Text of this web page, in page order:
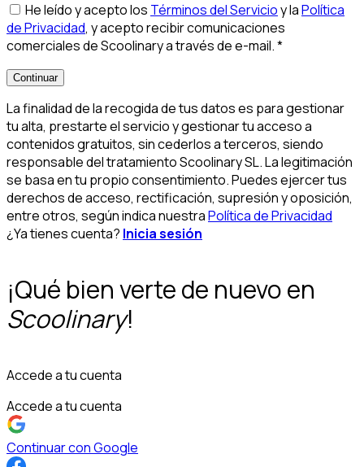
He leído y acepto los Términos del Servicioy laPolítica
de Privacidad, y acepto recibir comunicaciones
comerciales de Scoolinary a través de e-mail.*
Continuar
La finalidad de la recogida de tus datos es para gestionar
tu alta, prestarte el servicio y gestionar tu acceso a
contenidos gratuitos, sin cederlos a terceros, siendo
responsable del tratamiento Scoolinary SL. La legitimación
se basa en tu propio consentimiento. Puedes ejercer tus
derechos de acceso, rectificación, supresión y oposición,
entre otros, según indica nuestraPolítica de Privacidad
¿Ya tienes cuenta? Inicia sesión
¡Qué bien verte de nuevo en
Scoolinary!
Accede a tu cuenta
Accede a tu cuenta
Continuar con Google